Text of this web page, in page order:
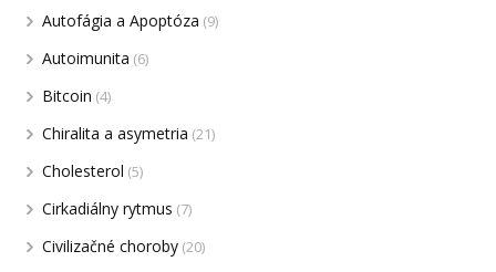
Autofágia a Apoptóza (9)
Autoimunita (6)
Bitcoin (4)
Chiralita a asymetria (21)
Cholesterol (5)
Cirkadiálny rytmus (7)
Civilizačné choroby (20)